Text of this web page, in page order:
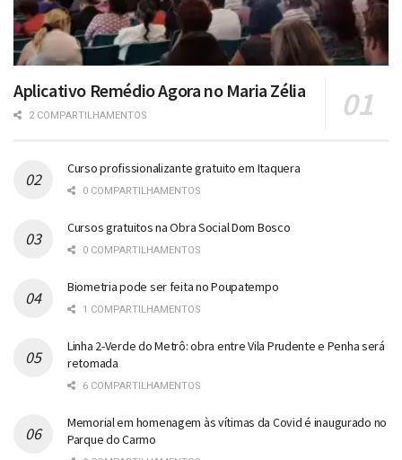
Aplicativo Remédio Agora no Maria Zélia
2 COMPARTILHAMENTOS
Curso profissionalizante gratuito em Itaquera
0 COMPARTILHAMENTOS
Cursos gratuitos na Obra Social Dom Bosco
0 COMPARTILHAMENTOS
Biometria pode ser feita no Poupatempo
1 COMPARTILHAMENTOS
Linha 2-Verde do Metrô: obra entre Vila Prudente e Penha será
retomada
6 COMPARTILHAMENTOS
Memorial em homenagem às vítimas da Covid é inaugurado no
Parque do Carmo